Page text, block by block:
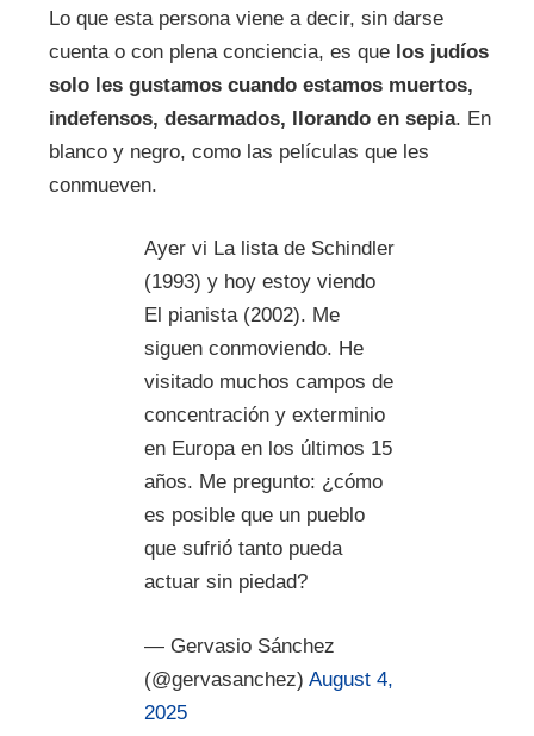
Lo que esta persona viene a decir, sin darse
cuenta o con plena conciencia, es que los judíos
solo les gustamos cuando estamos muertos,
indefensos, desarmados, llorando en sepia. En
blanco y negro, como las películas que les
conmueven.
Ayer vi La lista de Schindler
(1993) y hoy estoy viendo
El pianista (2002). Me
siguen conmoviendo. He
visitado muchos campos de
concentración y exterminio
en Europa en los últimos 15
años. Me pregunto: ¿cómo
es posible que un pueblo
que sufrió tanto pueda
actuar sin piedad?
— Gervasio Sánchez
(@gervasanchez) August 4,
2025